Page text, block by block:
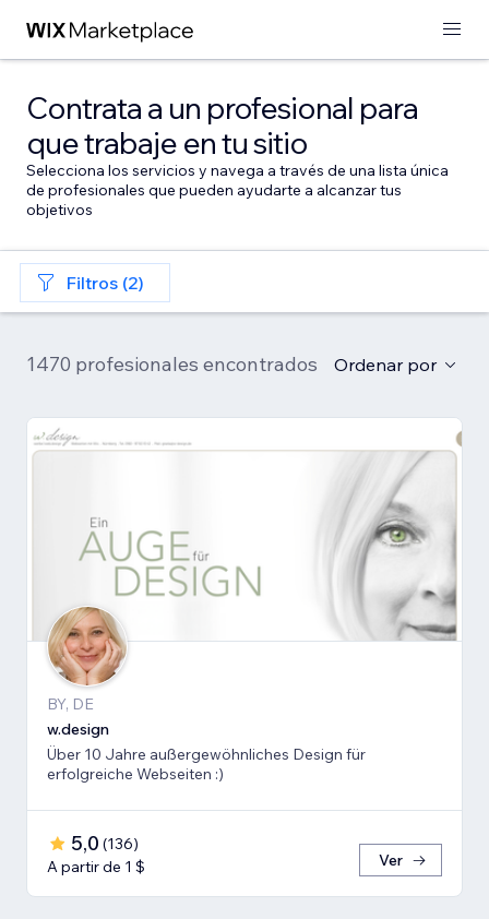
Contrata a un profesional para
que trabaje en tu sitio
Selecciona los servicios y navega a través de una lista única
de profesionales que pueden ayudarte a alcanzar tus
objetivos
Filtros (2)
1470 profesionales encontrados Ordenar por
BY, DE
w.design
Über 10 Jahre außergewöhnliches Design für
erfolgreiche Webseiten :)
5,0 (136)
A partir de 1 $
Ver